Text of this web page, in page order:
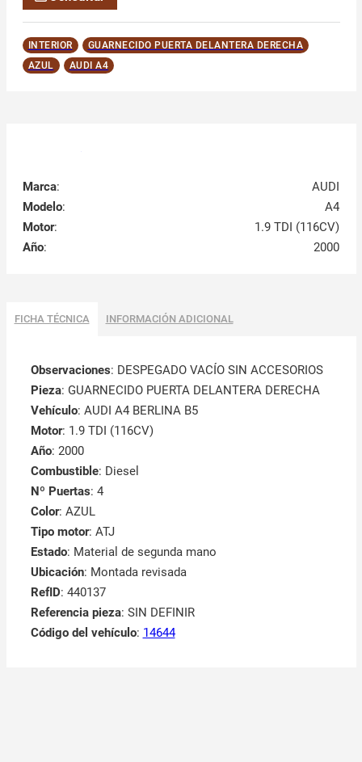
INTERIOR
GUARNECIDO PUERTA DELANTERA DERECHA
AZUL
AUDI A4
Marca:
AUDI
Modelo:
A4
Motor:
1.9 TDI (116CV)
Año: 2000
FICHA TÉCNICA INFORMACIÓN ADICIONAL
Observaciones: DESPEGADO VACÍO SIN ACCESORIOS
Pieza: GUARNECIDO PUERTA DELANTERA DERECHA
Vehículo: AUDI A4 BERLINA B5
Motor: 1.9 TDI (116CV)
Año: 2000
Combustible: Diesel
Nº Puertas: 4
Color: AZUL
Tipo motor: ATJ
Estado: Material de segunda mano
Ubicación: Montada revisada
RefID: 440137
Referencia pieza: SIN DEFINIR
Código del vehículo: 14644